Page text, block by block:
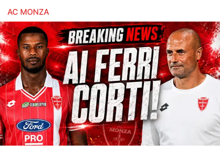
Volley
Hockey
Altri sport
Hockey
Pallanuoto
Pallamano
Altre
AC MONZA